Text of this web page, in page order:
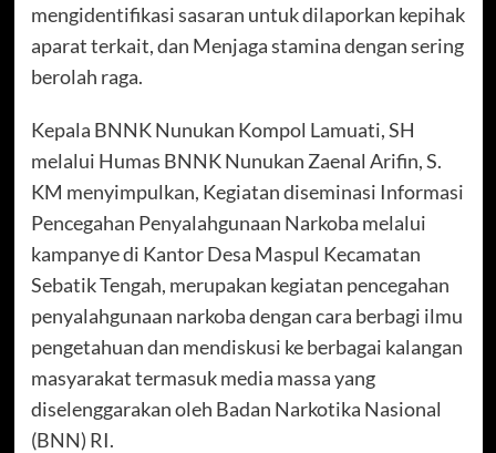
mengidentifikasi sasaran untuk dilaporkan kepihak
aparat terkait, dan Menjaga stamina dengan sering
berolah raga.
Kepala BNNK Nunukan Kompol Lamuati, SH
melalui Humas BNNK Nunukan Zaenal Arifin, S.
KM menyimpulkan, Kegiatan diseminasi Informasi
Pencegahan Penyalahgunaan Narkoba melalui
kampanye di Kantor Desa Maspul Kecamatan
Sebatik Tengah, merupakan kegiatan pencegahan
penyalahgunaan narkoba dengan cara berbagi ilmu
pengetahuan dan mendiskusi ke berbagai kalangan
masyarakat termasuk media massa yang
diselenggarakan oleh Badan Narkotika Nasional
(BNN) RI.